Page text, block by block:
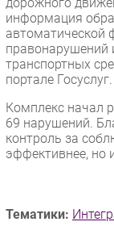
Инновации
CIO/
Гаджеты
Здоровье
РАЗДЕЛЫ
Интервью
информация
автоматической
правонарушений
транспортных
портале Госуслуг.
Комплекс начал
69 нарушений.
контроль за
эффективнее, но
Тематики: